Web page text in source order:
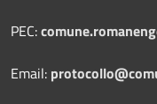
PEC:
Email: